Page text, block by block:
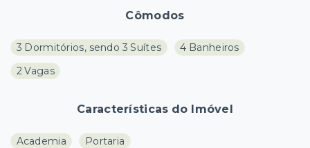
Cômodos
3 Dormitórios, sendo 3 Suítes
4 Banheiros
2 Vagas
Características do Imóvel
Academia Portaria